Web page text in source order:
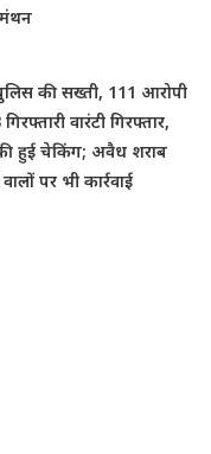
की सख्ती, 111 आरोपी
वारंटी गिरफ्तार,
हुई चेकिंग; अवैध शराब
पर भी कार्रवाई